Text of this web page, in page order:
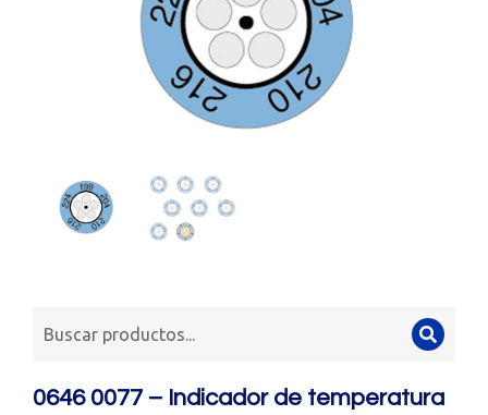
0646 0077 – Indicador de temperatura